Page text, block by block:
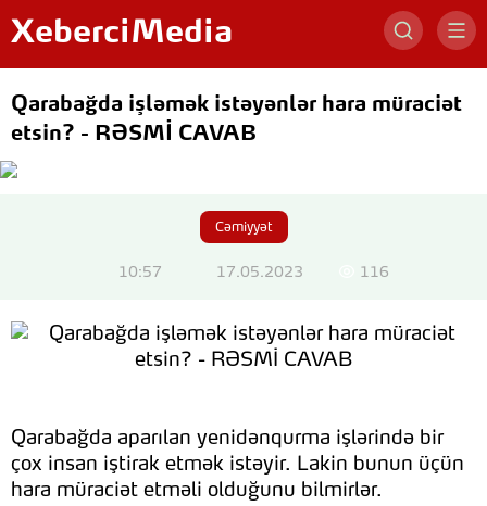
XeberciMedia
Qarabağda işləmək istəyənlər hara müraciət
etsin? - RƏSMİ CAVAB
Cəmiyyət
10:57 17.05.2023 116
Qarabağda aparılan yenidənqurma işlərində bir
çox insan iştirak etmək istəyir. Lakin bunun üçün
hara müraciət etməli olduğunu bilmirlər.